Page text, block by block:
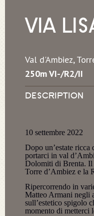
VIA
Val d'Ambiez,
250m VI-/R2/II
DESCRIPTION
10 settembre 2022
Dopo un’estate
portarci in val
Dolomiti di Brenta. Il
Torre d’Ambiez e la
Ripercorrendo in
Matteo Armani negli
sull’estetico spigolo
momento di metterci